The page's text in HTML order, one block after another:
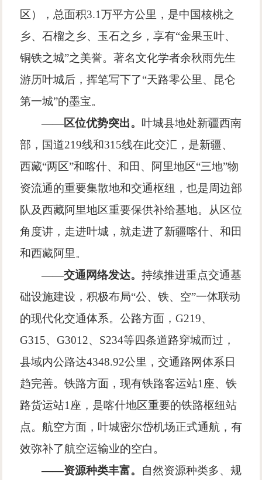
区），总面积3.1万平方公里，是中国核桃之
乡、石榴之乡、玉石之乡，享有“金果玉叶、
铜铁之城”之美誉。著名文化学者余秋雨先生
游历叶城后，挥笔写下了“天路零公里、昆仑
第一城”的墨宝。
——区位优势突出。 叶城县地处新疆西南
部，国道219线和315线在此交汇，是新疆、
西藏“两区”和喀什、和田、阿里地区“三地”物
资流通的重要集散地和交通枢纽，也是周边部
队及西藏阿里地区重要保供补给基地。从区位
角度讲，走进叶城，就走进了新疆喀什、和田
和西藏阿里。
——交通网络发达。持续推进重点交通基
础设施建设，积极布局“公、铁、空”一体联动
的现代化交通体系。公路方面，G219、
G315、G3012、S234等四条道路穿城而过，
县域内公路达4348.92公里，交通路网体系日
趋完善。铁路方面，现有铁路客运站1座、铁
路货运站1座，是喀什地区重要的铁路枢纽站
点。航空方面，叶城密尔岱机场正式通航，有
效弥补了航空运输业的空白。
——资源种类丰富。 自然资源种类多、规